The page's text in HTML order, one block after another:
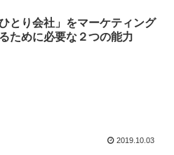
ひとり会社」をマーケティング
ために必要な２つの能力
2019.10.03